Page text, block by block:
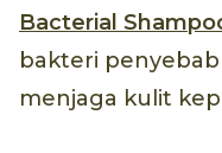
Bacterial
bakteri
menjaga kulit